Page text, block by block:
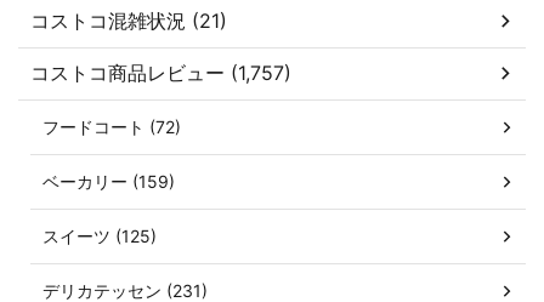
コストコ混雑状況 (21)
コストコ商品レビュー (1,757)
フードコート (72)
ベーカリー (159)
スイーツ (125)
デリカテッセン (231)